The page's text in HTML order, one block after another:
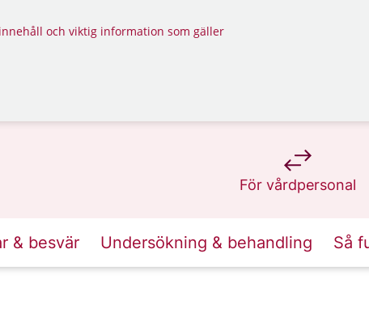
och viktig information som gäller
För vårdpersonal
på 1177.se
& besvär Undersökning & behandling Så